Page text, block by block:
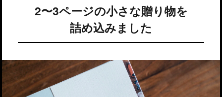
2〜3ページの小さな贈り物を
詰め込みました